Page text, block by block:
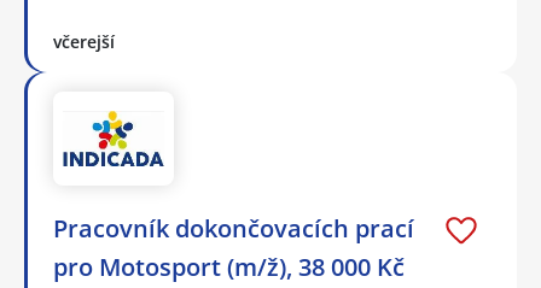
včerejší
Pracovník dokončovacích prací
pro Motosport (m/ž), 38 000 Kč